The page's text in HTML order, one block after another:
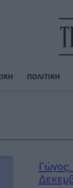
ΠΟΛΙΤΙΚΉ